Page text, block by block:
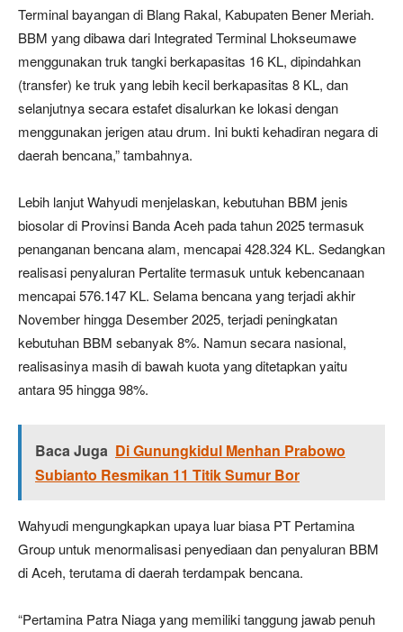
Terminal bayangan di Blang Rakal, Kabupaten Bener Meriah.
BBM yang dibawa dari Integrated Terminal Lhokseumawe
menggunakan truk tangki berkapasitas 16 KL, dipindahkan
(transfer) ke truk yang lebih kecil berkapasitas 8 KL, dan
selanjutnya secara estafet disalurkan ke lokasi dengan
menggunakan jerigen atau drum. Ini bukti kehadiran negara di
daerah bencana,” tambahnya.
Lebih lanjut Wahyudi menjelaskan, kebutuhan BBM jenis
biosolar di Provinsi Banda Aceh pada tahun 2025 termasuk
penanganan bencana alam, mencapai 428.324 KL. Sedangkan
realisasi penyaluran Pertalite termasuk untuk kebencanaan
mencapai 576.147 KL. Selama bencana yang terjadi akhir
November hingga Desember 2025, terjadi peningkatan
kebutuhan BBM sebanyak 8%. Namun secara nasional,
realisasinya masih di bawah kuota yang ditetapkan yaitu
antara 95 hingga 98%.
Baca Juga Di Gunungkidul Menhan Prabowo
Subianto Resmikan 11 Titik Sumur Bor
Wahyudi mengungkapkan upaya luar biasa PT Pertamina
Group untuk menormalisasi penyediaan dan penyaluran BBM
di Aceh, terutama di daerah terdampak bencana.
“Pertamina Patra Niaga yang memiliki tanggung jawab penuh